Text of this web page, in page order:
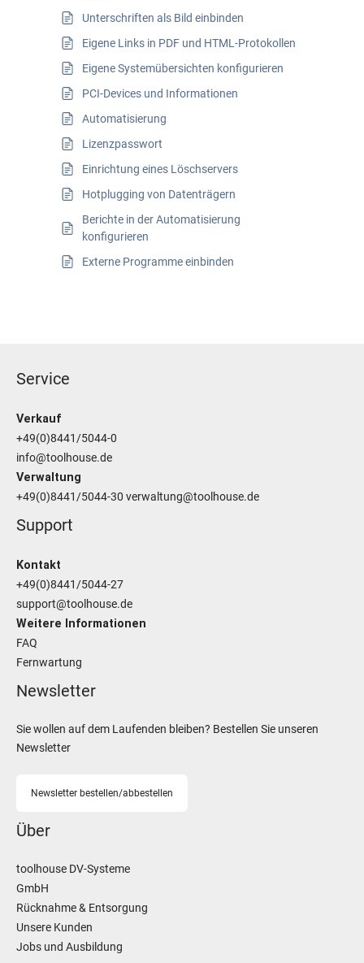
Unterschriften als Bild einbinden
Eigene Links in PDF und HTML-Protokollen
Eigene Systemübersichten konfigurieren
PCI-Devices und Informationen
Automatisierung
Lizenzpasswort
Einrichtung eines Löschservers
Hotplugging von Datenträgern
Berichte in der Automatisierung
konfigurieren
Externe Programme einbinden
Service
Verkauf
+49(0)8441/5044-0
info@toolhouse.de
Verwaltung
+49(0)8441/5044-30 verwaltung@toolhouse.de
Support
Kontakt
+49(0)8441/5044-27
support@toolhouse.de
Weitere Informationen
FAQ
Fernwartung
Newsletter
Sie wollen auf dem Laufenden bleiben? Bestellen Sie unseren
Newsletter
Newsletter bestellen/abbestellen
Über
toolhouse DV-Systeme
GmbH
Rücknahme & Entsorgung
Unsere Kunden
Jobs und Ausbildung